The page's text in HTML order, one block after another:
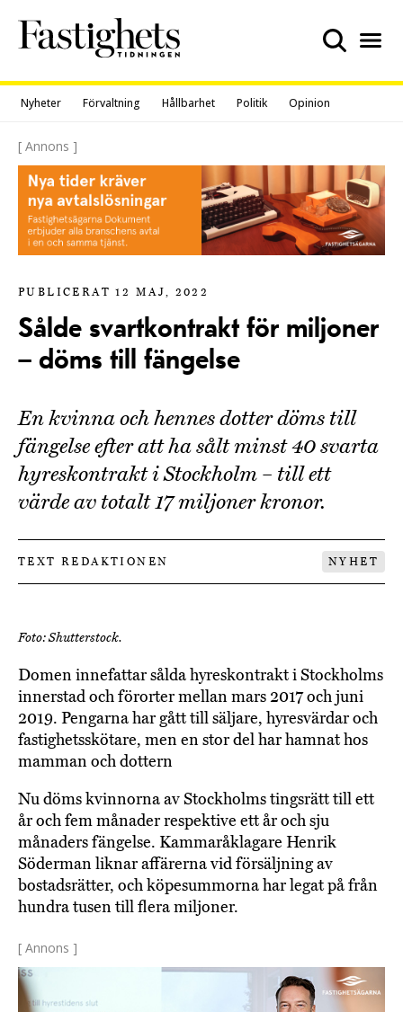
content
Nyheter Förvaltning Hållbarhet Politik Opinion
[ Annons ]
PUBLICERAT 12 MAJ, 2022
Sålde svartkontrakt för miljoner
– döms till fängelse
En kvinna och hennes dotter döms till
fängelse efter att ha sålt minst 40 svarta
hyreskontrakt i Stockholm – till ett
värde av totalt 17 miljoner kronor.
TEXT REDAKTIONEN NYHET
Foto: Shutterstock.
Domen innefattar sålda hyreskontrakt i Stockholms
innerstad och förorter mellan mars 2017 och juni
2019. Pengarna har gått till säljare, hyresvärdar och
fastighetsskötare, men en stor del har hamnat hos
mamman och dottern
Nu döms kvinnorna av Stockholms tingsrätt till ett
år och fem månader respektive ett år och sju
månaders fängelse. Kammaråklagare Henrik
Söderman liknar affärerna vid försäljning av
bostadsrätter, och köpesummorna har legat på från
hundra tusen till flera miljoner.
[ Annons ]